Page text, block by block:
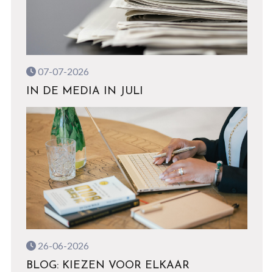
07-07-2026
IN DE MEDIA IN JULI
26-06-2026
BLOG: KIEZEN VOOR ELKAAR